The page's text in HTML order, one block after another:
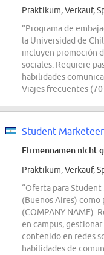
Praktikum, Verkauf,
“Programa de
la Universidad de
incluyen promoción
sociales. Requiere
habilidades
Viajes frecuentes
Student
Firmennamen nicht
Praktikum, Verkauf,
“Oferta para
(Buenos Aires) como
(COMPANY NAME).
en campus,
contenido en redes
habilidades de